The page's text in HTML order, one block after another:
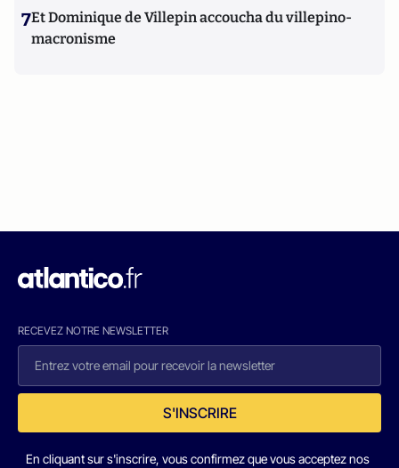
7Et Dominique de Villepin accoucha du villepino-
macronisme
RECEVEZ NOTRE NEWSLETTER
S'INSCRIRE
En cliquant sur s'inscrire, vous confirmez que vous acceptez nos